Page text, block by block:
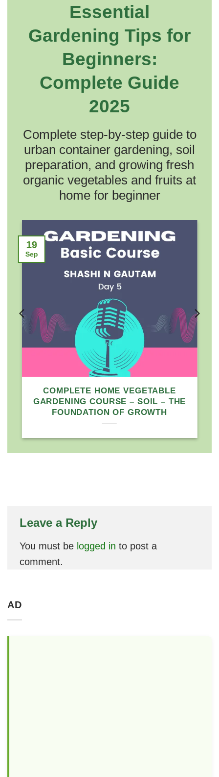
Essential
Gardening Tips for
Beginners:
Complete Guide
2025
Complete step-by-step guide to
urban container gardening, soil
preparation, and growing fresh
organic vegetables and fruits at
home for beginner
COMPLETE HOME VEGETABLE
GARDENING COURSE – SOIL – THE
FOUNDATION OF GROWTH
19
Sep
Leave a Reply
You must be logged in to post a
comment.
AD